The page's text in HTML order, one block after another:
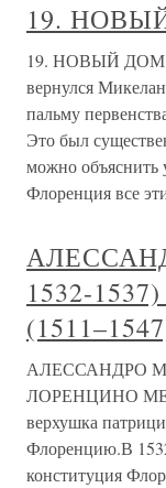
19.
19. НОВЫЙ ДОМ
вернулся
пальму
Это был
можно объяснить
Флоренция все
1532-
АЛЕССАНДРО
ЛОРЕНЦИНО
верхушка
Флоренцию.В
конституция